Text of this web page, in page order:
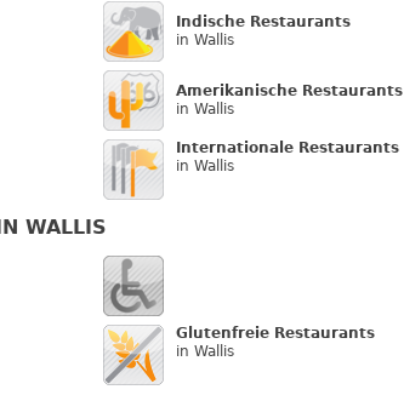
Indische Restaurants
in Wallis
Amerikanische Restaurants
in Wallis
Internationale Restaurants
in Wallis
WALLIS
Glutenfreie Restaurants
in Wallis